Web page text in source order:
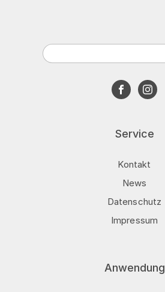
Service
Kontakt
News
Datenschutz
Impressum
Anwendung